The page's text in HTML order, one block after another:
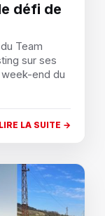
défi de
Team
sur ses
end du
LIRE LA SUITE →